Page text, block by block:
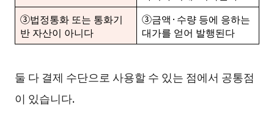
③법정통화 또는 통화기
반 자산이 아니다
③금액·수량 등에 응하는
대가를 얻어 발행된다
둘 다 결제 수단으로 사용할 수 있는 점에서 공통점
이 있습니다.